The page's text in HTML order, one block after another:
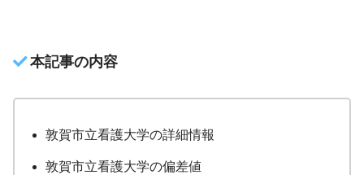
本記事の内容
敦賀市立看護大学の詳細情報
敦賀市立看護大学の偏差値